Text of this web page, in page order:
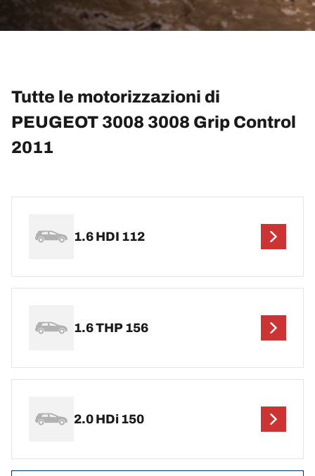
Tutte le motorizzazioni di
PEUGEOT 3008 3008 Grip Control
2011
1.6 HDI 112
1.6 THP 156
2.0 HDi 150